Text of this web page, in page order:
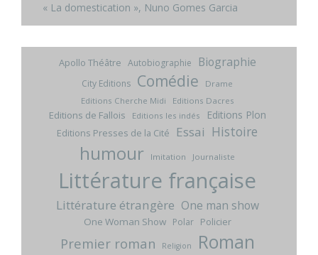
« La domestication », Nuno Gomes Garcia
Apollo Théâtre Autobiographie Biographie
City Editions Comédie
Drame
Editions Cherche Midi
Editions Dacres
Editions de Fallois Editions les indés Editions Plon
Editions Presses de la Cité Essai Histoire
humour Imitation Journaliste
Littérature française
Littérature étrangère One man show
One Woman Show Polar Policier
Premier roman Religion Roman